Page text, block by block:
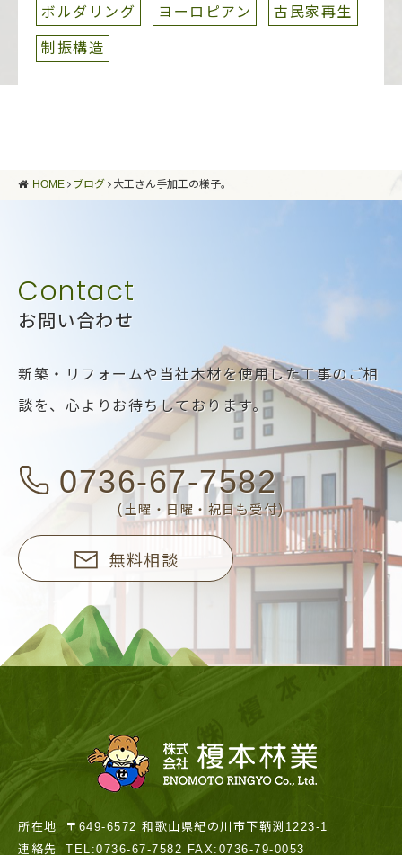
ボルダリング
ヨーロピアン
古民家再生
制振構造
HOME ブログ 大工さん手加工の様子。
お問い合わせ
新築・リフォームや当社木材を使用した工事のご相
談を、 心よりお待ちしております。
0736-67-7582
(土曜・日曜・祝日も受付)
無料相談
所在地
〒649-6572 和歌山県紀の川市下鞆渕1223-1
連絡先
TEL:0736-67-7582 FAX:0736-79-0053